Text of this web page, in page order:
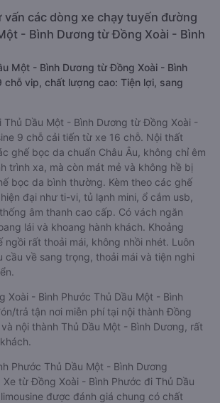
các dòng xe chạy tuyến đường
- Bình Dương từ Đồng Xoài - Bình
Một - Bình Dương từ Đồng Xoài - Bình
chỗ vip, chất lượng cao: Tiện lợi, sang
Thủ Dầu Một - Bình Dương từ Đồng Xoài -
9 chỗ cải tiến từ xe 16 chỗ. Nội thất
ghế bọc da chuẩn Châu Âu, không chỉ êm
trình xa, mà còn mát mẻ và không hề bị
bọc da bình thường. Kèm theo các ghế
đại như ti-vi, tủ lạnh mini, ổ cắm usb,
âm thanh cao cấp. Có vách ngăn
lái và khoang hành khách. Khoảng
ngồi rất thoải mái, không nhồi nhét. Luôn
cầu về sang trọng, thoải mái và tiện nghi
Xoài - Bình Phước Thủ Dầu Một - Bình
trả tận nơi miễn phí tại nội thành Đồng
nội thành Thủ Dầu Một - Bình Dương, rất
Phước Thủ Dầu Một - Bình Dương
Xe từ Đồng Xoài - Bình Phước đi Thủ Dầu
được đánh giá chung có chất